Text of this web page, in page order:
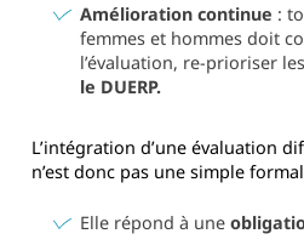
Amélioration continue :
femmes et hommes doit
l’évaluation, re-prioriser
le DUERP.
L’intégration d’une évaluation
n’est donc pas une simple
Elle répond à une